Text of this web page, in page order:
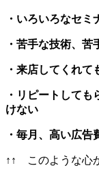
・いろいろなセ
・苦手な技術、苦
・来店してくれ
・リピートして
けない
・毎月、高い広
↑↑ このような心